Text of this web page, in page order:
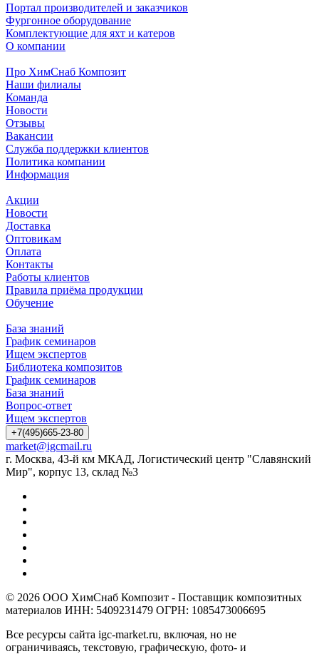
Портал производителей и заказчиков
Фургонное оборудование
Комплектующие для яхт и катеров
О компании
Про ХимСнаб Композит
Наши филиалы
Команда
Новости
Отзывы
Вакансии
Служба поддержки клиентов
Политика компании
Информация
Акции
Новости
Доставка
Оптовикам
Оплата
Контакты
Работы клиентов
Правила приёма продукции
Обучение
База знаний
График семинаров
Ищем экспертов
Библиотека композитов
График семинаров
База знаний
Вопрос-ответ
Ищем экспертов
+7(495)665-23-80
market@igcmail.ru
г. Москва, 43-й км МКАД, Логистический центр "Славянский
Мир", корпус 13, склад №3
© 2026 ООО ХимСнаб Композит - Поставщик композитных
материалов ИНН: 5409231479 ОГРН: 1085473006695
Все ресурсы сайта igc-market.ru, включая, но не
ограничиваясь, текстовую, графическую, фото- и